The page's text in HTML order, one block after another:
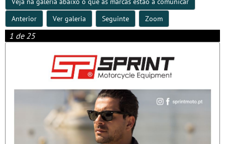
Anterior
Ver galeria Seguinte Zoom
1 de 25